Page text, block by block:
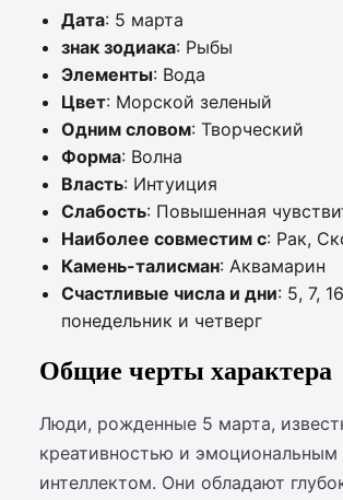
Дата: 5 марта
знак зодиака: Рыбы
Элементы: Вода
Цвет: Морской зеленый
Одним словом: Творческий
Форма: Волна
Власть: Интуиция
Слабость: Повышенная
Наиболее совместим с: Рак,
Камень-талисман: Аквамарин
Счастливые числа и дни: 5, 7,
понедельник и четверг
Общие черты характера
Люди, рожденные 5 марта,
креативностью и эмоциональным
интеллектом. Они обладают